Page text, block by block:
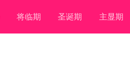
将临期 圣诞期 主显期